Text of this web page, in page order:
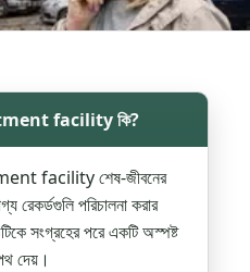
facility কি?
facility শেষ-জীবনের
রেকর্ডগুলি পরিচালনা করার
সংগ্রহের পরে একটি অস্পষ্ট
দেয়।